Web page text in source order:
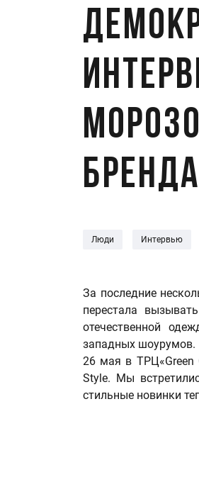
Люди Интервью
За последние
перестала
отечественной
западных шоурумов.
26 мая в ТРЦ«Green
Style. Мы
стильные новинки